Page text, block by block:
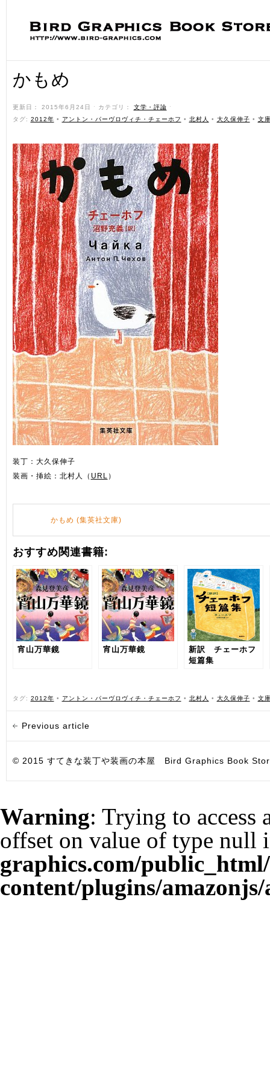
かもめ
更新日： 2015年6月24日 ˑ カテゴリ： 文学・評論 ˑ
タグ: 2012年 • アントン・パーヴロヴィチ・チェーホフ • 北村人 • 大久保伸子 • 文
装丁：大久保伸子
装画・挿絵：北村人（ URL ）
かもめ (集英社文庫)
おすすめ関連書籍:
宵山万華鏡 宵山万華鏡
新訳 チェーホフ
短篇集
タグ: 2012年 • アントン・パーヴロヴィチ・チェーホフ • 北村人 • 大久保伸子 • 文
Previous article
© 2015 すてきな装丁や装画の本屋 Bird Graphics Book
Warning: Trying to access
offset on value of type null
graphics.com/
content/plugins/